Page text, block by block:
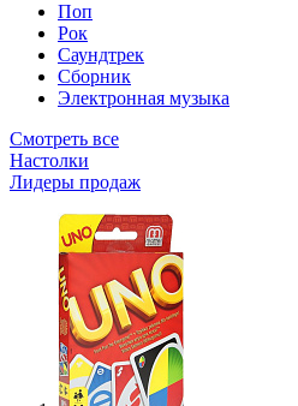
Поп
Рок
Саундтрек
Сборник
Электронная музыка
Смотреть все
Настолки
Лидеры продаж